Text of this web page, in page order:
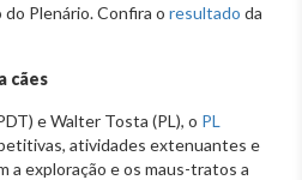
do Plenário. Confira o resultado da
cães
e Walter Tosta (PL), o PL
atividades extenuantes e
a exploração e os maus-tratos a